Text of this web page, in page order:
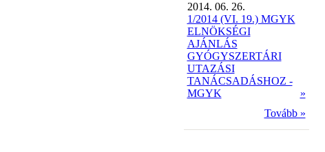
2014. 06. 26.
1/2014 (VI. 19.) MGYK
ELNÖKSÉGI
AJÁNLÁS
GYÓGYSZERTÁRI
UTAZÁSI
TANÁCSADÁSHOZ -
MGYK
»
Tovább »